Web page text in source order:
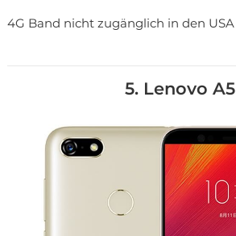
4G Band nicht zugänglich in den USA
5. Lenovo A5